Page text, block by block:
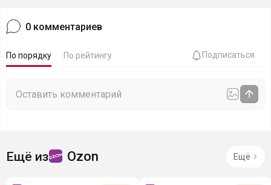
0 комментариев
По порядку По рейтингу Подписаться
Ещё из Ozon Ещё